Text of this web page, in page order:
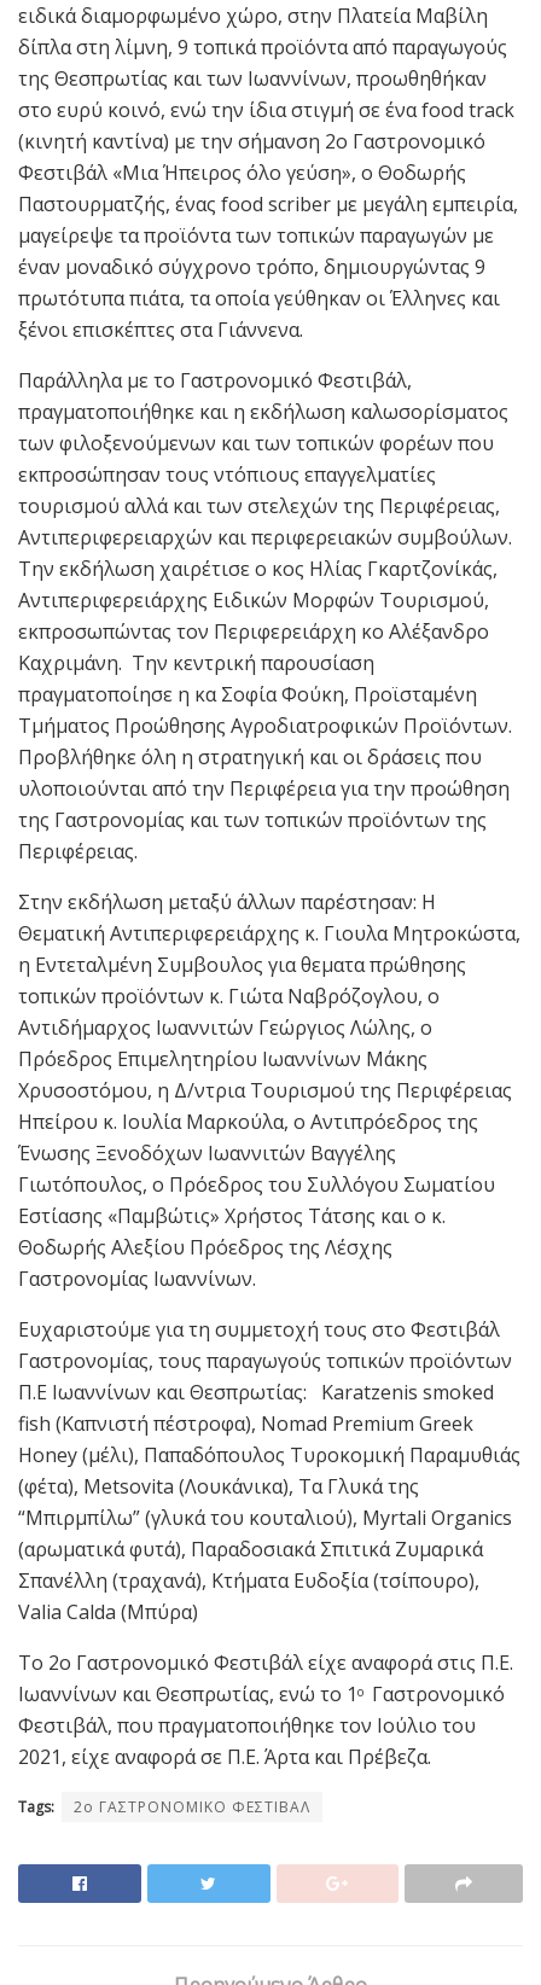
ειδικά διαμορφωμένο χώρο, στην Πλατεία Μαβίλη
δίπλα στη λίμνη, 9 τοπικά προϊόντα από παραγωγούς
της Θεσπρωτίας και των Ιωαννίνων, προωθηθήκαν
στο ευρύ κοινό, ενώ την ίδια στιγμή σε ένα food track
(κινητή καντίνα) με την σήμανση 2ο Γαστρονομικό
Φεστιβάλ «Μια Ήπειρος όλο γεύση», ο Θοδωρής
Παστουρματζής, ένας food scriber με μεγάλη εμπειρία,
μαγείρεψε τα προϊόντα των τοπικών παραγωγών με
έναν μοναδικό σύγχρονο τρόπο, δημιουργώντας 9
πρωτότυπα πιάτα, τα οποία γεύθηκαν οι Έλληνες και
ξένοι επισκέπτες στα Γιάννενα.
Παράλληλα με το Γαστρονομικό Φεστιβάλ,
πραγματοποιήθηκε και η εκδήλωση καλωσορίσματος
των φιλοξενούμενων και των τοπικών φορέων που
εκπροσώπησαν τους ντόπιους επαγγελματίες
τουρισμού αλλά και των στελεχών της Περιφέρειας,
Αντιπεριφερειαρχών και περιφερειακών συμβούλων.
Την εκδήλωση χαιρέτισε ο κος Ηλίας Γκαρτζονίκάς,
Αντιπεριφερειάρχης Ειδικών Μορφών Τουρισμού,
εκπροσωπώντας τον Περιφερειάρχη κο Αλέξανδρο
Καχριμάνη. Την κεντρική παρουσίαση
πραγματοποίησε η κα Σοφία Φούκη, Προϊσταμένη
Τμήματος Προώθησης Αγροδιατροφικών Προϊόντων.
Προβλήθηκε όλη η στρατηγική και οι δράσεις που
υλοποιούνται από την Περιφέρεια για την προώθηση
της Γαστρονομίας και των τοπικών προϊόντων της
Περιφέρειας.
Στην εκδήλωση μεταξύ άλλων παρέστησαν: Η
Θεματική Αντιπεριφερειάρχης κ. Γιουλα Μητροκώστα,
η Εντεταλμένη Συμβουλος για θεματα πρώθησης
τοπικών προϊόντων κ. Γιώτα Ναβρόζογλου, ο
Αντιδήμαρχος Ιωαννιτών Γεώργιος Λώλης, ο
Πρόεδρος Επιμελητηρίου Ιωαννίνων Μάκης
Χρυσοστόμου, η Δ/ντρια Τουρισμού της Περιφέρειας
Ηπείρου κ. Ιουλία Μαρκούλα, ο Αντιπρόεδρος της
Ένωσης Ξενοδόχων Ιωαννιτών Βαγγέλης
Γιωτόπουλος, ο Πρόεδρος του Συλλόγου Σωματίου
Εστίασης «Παμβώτις» Χρήστος Τάτσης και ο κ.
Θοδωρής Αλεξίου Πρόεδρος της Λέσχης
Γαστρονομίας Ιωαννίνων.
Ευχαριστούμε για τη συμμετοχή τους στο Φεστιβάλ
Γαστρονομίας, τους παραγωγούς τοπικών προϊόντων
Π.Ε Ιωαννίνων και Θεσπρωτίας: Κaratzenis smoked
fish (Καπνιστή πέστροφα), Nomad Premium Greek
Honey (μέλι), Παπαδόπουλος Τυροκομική Παραμυθιάς
(φέτα), Metsovita (Λουκάνικα), Τα Γλυκά της
“Μπιρμπίλω” (γλυκά του κουταλιού), Myrtali Organics
(αρωματικά φυτά), Παραδοσιακά Σπιτικά Ζυμαρικά
Σπανέλλη (τραχανά), Κτήματα Ευδοξία (τσίπουρο),
Valia Calda (Μπύρα)
Το 2ο Γαστρονομικό Φεστιβάλ είχε αναφορά στις Π.Ε.
Ιωαννίνων και Θεσπρωτίας, ενώ το 1 ο Γαστρονομικό
Φεστιβάλ, που πραγματοποιήθηκε τον Ιούλιο του
2021, είχε αναφορά σε Π.Ε. Άρτα και Πρέβεζα.
Tags: 2ο ΓΑΣΤΡΟΝΟΜΙΚΟ ΦΕΣΤΙΒΑΛ